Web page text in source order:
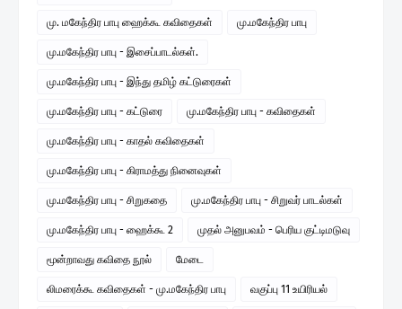
மு. மகேந்திர பாபு ஹைக்கூ கவிதைகள் மு.மகேந்திர பாபு
மு.மகேந்திர பாபு - இசைப்பாடல்கள்.
மு.மகேந்திர பாபு - இந்து தமிழ் கட்டுரைகள்
மு.மகேந்திர பாபு - கட்டுரை மு.மகேந்திர பாபு - கவிதைகள்
மு.மகேந்திர பாபு - காதல் கவிதைகள்
மு.மகேந்திர பாபு - கிராமத்து நினைவுகள்
மு.மகேந்திர பாபு - சிறுகதை மு.மகேந்திர பாபு - சிறுவர் பாடல்கள்
மு.மகேந்திர பாபு - ஹைக்கூ 2 முதல் அனுபவம் - பெரிய குட்டிமடுவு
மூன்றாவது கவிதை நூல் மேடை
லிமரைக்கூ கவிதைகள் - மு.மகேந்திர பாபு வகுப்பு 11 உயிரியல்